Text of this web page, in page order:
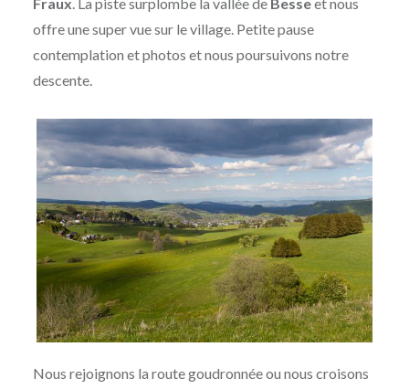
offre une super vue sur le village. Petite pause
contemplation et photos et nous poursuivons notre
descente.
Nous rejoignons la route goudronnée ou nous croisons